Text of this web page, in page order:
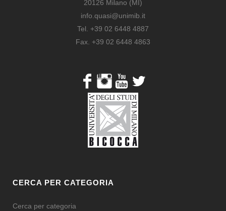
20126 Milano (MI)
info.quasi@unimib.it
Tel. +39 02 6448 4887
Fax. +39 02 6448 4863
CERCA PER CATEGORIA
Cerca per categoria